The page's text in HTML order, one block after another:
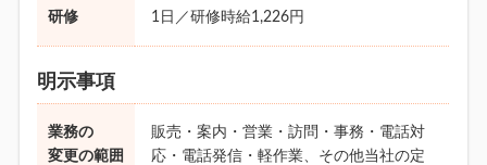
研修 1日／研修時給1,226円
明示事項
業務の
変更の範囲
販売・案内・営業・訪問・事務・電話対
応・電話発信・軽作業、その他当社の定